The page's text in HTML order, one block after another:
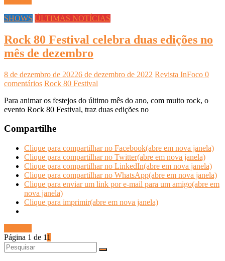
SHOWS ÚLTIMAS NOTÍCIAS
Rock 80 Festival celebra duas edições no
mês de dezembro
8 de dezembro de 20226 de dezembro de 2022 Revista InFoco 0
comentários Rock 80 Festival
Para animar os festejos do último mês do ano, com muito rock, o
evento Rock 80 Festival, traz duas edições no
Compartilhe
Clique para compartilhar no Facebook(abre em nova janela)
Clique para compartilhar no Twitter(abre em nova janela)
Clique para compartilhar no LinkedIn(abre em nova janela)
Clique para compartilhar no WhatsApp(abre em nova janela)
Clique para enviar um link por e-mail para um amigo(abre em
nova janela)
Clique para imprimir(abre em nova janela)
Página 1 de 11